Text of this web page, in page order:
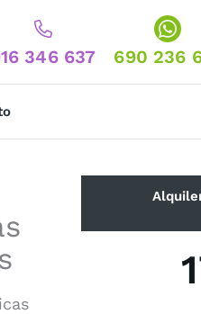
346 637 690 236